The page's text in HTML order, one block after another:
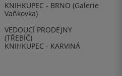
KNIHKUPEC - BRNO (Galerie
Vaňkovka)
VEDOUCÍ PRODEJNY
(TŘEBÍČ)
KNIHKUPEC - KARVINÁ